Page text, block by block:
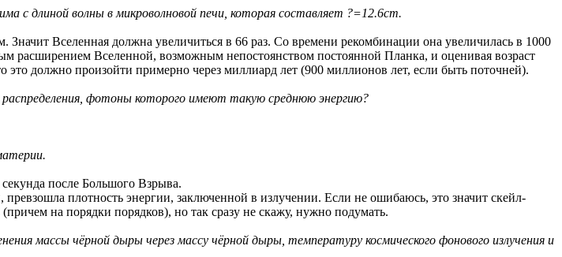
с длиной волны в микроволновой печи, которая составляет ?=12.6cm.
Значит Вселенная должна увеличиться в 66 раз. Со времени рекомбинации она увеличилась в 1000
расширением Вселенной, возможным непостоянством постоянной Планка, и оценивая возраст
должно произойти примерно через миллиард лет (900 миллионов лет, если быть поточней).
распределения, фотоны которого имеют такую среднюю энергию?
после Большого Взрыва.
плотность энергии, заключенной в излучении. Если не ошибаюсь, это значит скейл-
на порядки порядков), но так сразу не скажу, нужно подумать.
массы чёрной дыры через массу чёрной дыры, температуру космического фонового излучения и